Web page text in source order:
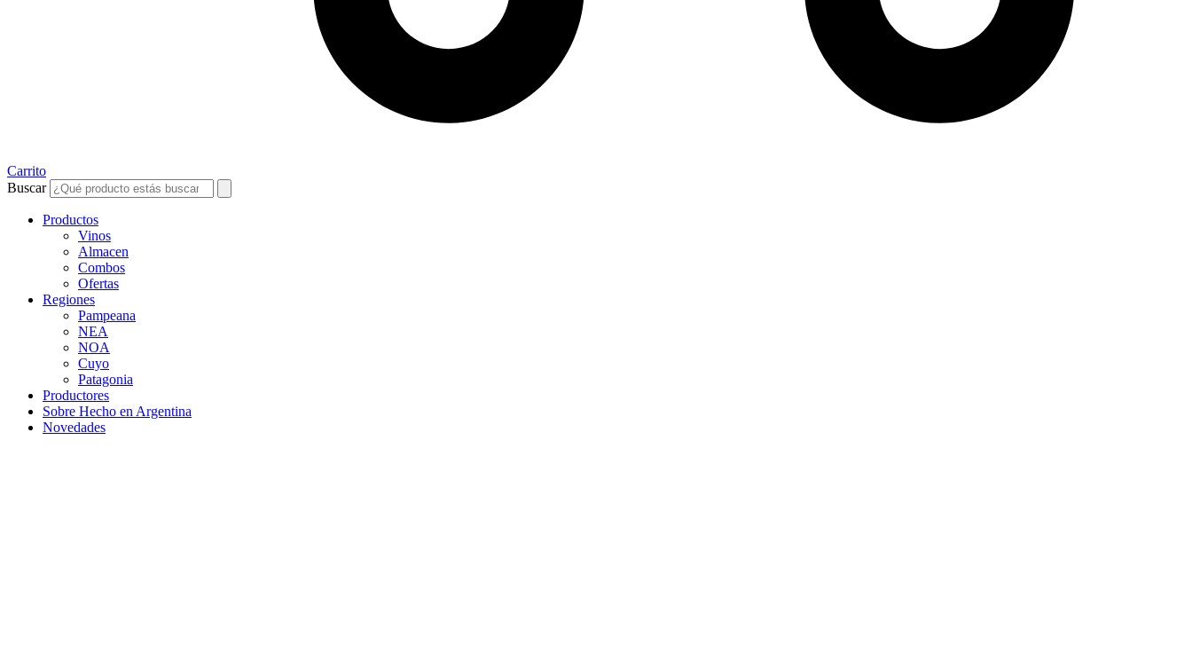
Carrito
Buscar
Productos
Vinos
Almacen
Combos
Ofertas
Regiones
Pampeana
NEA
NOA
Cuyo
Patagonia
Productores
Sobre Hecho en Argentina
Novedades